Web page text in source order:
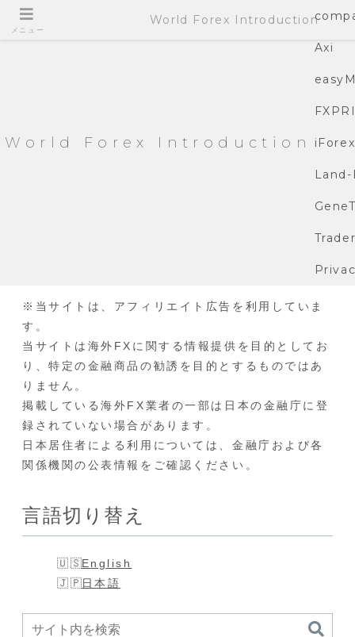
World Forex Introduction
Axi
iForex
Land-
※当サイトは、アフィリエイト広告を利用していま
す。
当サイトは海外FXに関する情報提供を目的としてお
り、特定の金融商品の勧誘を目的とするものではあ
りません。
掲載している海外FX業者の一部は日本の金融庁に登
録されていない場合があります。
日本居住者による利用については、金融庁および各
関係機関の公表情報をご確認ください。
言語切り替え
English
日本語
メニュー
World Forex Introduction